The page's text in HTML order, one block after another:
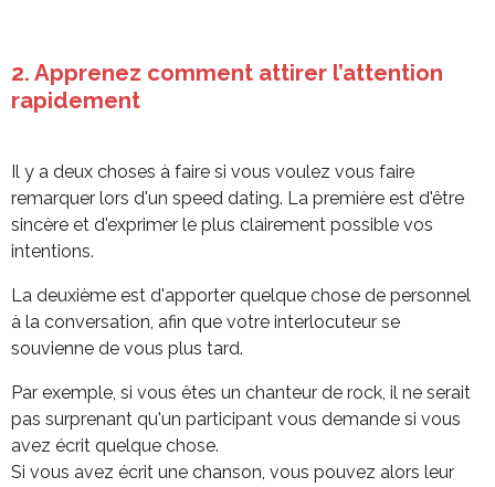
2. Apprenez comment attirer l’attention
rapidement
Il y a deux choses à faire si vous voulez vous faire
remarquer lors d'un speed dating. La première est d'être
sincère et d'exprimer le plus clairement possible vos
intentions.
La deuxième est d'apporter quelque chose de personnel
à la conversation, afin que votre interlocuteur se
souvienne de vous plus tard.
Par exemple, si vous êtes un chanteur de rock, il ne serait
pas surprenant qu'un participant vous demande si vous
avez écrit quelque chose.
Si vous avez écrit une chanson, vous pouvez alors leur